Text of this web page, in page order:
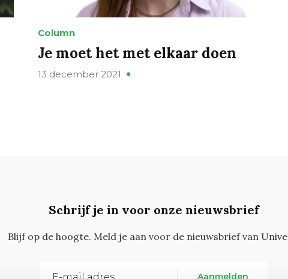
Column
Je moet het met elkaar doen
13 december 2021
Schrijf je in voor onze nieuwsbrief
Blijf op de hoogte. Meld je aan voor de nieuwsbrief van
Aanmelden